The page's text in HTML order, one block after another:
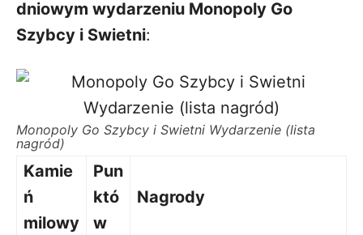
dniowym wydarzeniu Monopoly Go
Szybcy i Swietni:
Monopoly Go Szybcy i Swietni Wydarzenie (lista
nagród)
Kamie
ń
milowy
Pun
któ
w
Nagrody